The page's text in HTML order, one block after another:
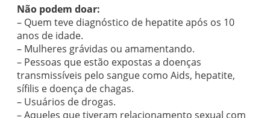
Não podem doar:
– Quem teve diagnóstico de hepatite após os 10
anos de idade.
– Mulheres grávidas ou amamentando.
– Pessoas que estão expostas a doenças
transmissíveis pelo sangue como Aids, hepatite,
sífilis e doença de chagas.
– Usuários de drogas.
– Aqueles que tiveram relacionamento sexual com